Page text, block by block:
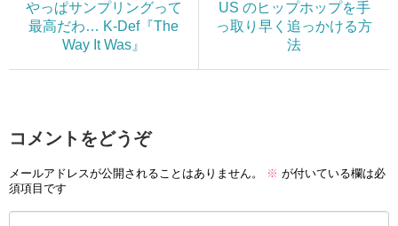
やっぱサンプリングって
最高だわ… K-Def『The
Way It Was』
US のヒップホップを手
っ取り早く追っかける方
法
コメントをどうぞ
メールアドレスが公開されることはありません。 ※ が付いている欄は必
須項目です